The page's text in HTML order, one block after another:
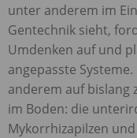
unter anderem im
Gentechnik sieht,
Umdenken auf und
angepasste
anderem auf bislang
im Boden: die
Mykorrhizapilzen